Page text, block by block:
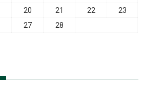
20 21 22
23
27
28